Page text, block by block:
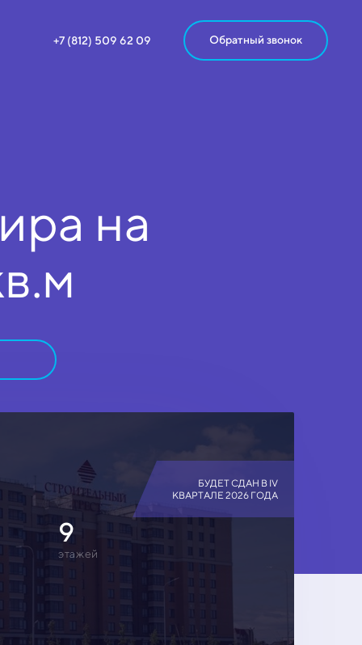
+7 (812) 509 62 09 Обратный звонок
на
БУДЕТ СДАН В IV
КВАРТАЛЕ 2026 ГОДА
9
этажей